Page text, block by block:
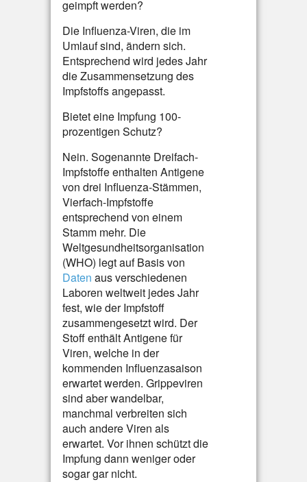
geimpft werden?
Die Influenza-Viren, die im
Umlauf sind, ändern sich.
Entsprechend wird jedes Jahr
die Zusammensetzung des
Impfstoffs angepasst.
Bietet eine Impfung 100-
prozentigen Schutz?
Nein. Sogenannte Dreifach-
Impfstoffe enthalten Antigene
von drei Influenza-Stämmen,
Vierfach-Impfstoffe
entsprechend von einem
Stamm mehr. Die
Weltgesundheitsorganisation
(WHO) legt auf Basis von
Daten aus verschiedenen
Laboren weltweit jedes Jahr
fest, wie der Impfstoff
zusammengesetzt wird. Der
Stoff enthält Antigene für
Viren, welche in der
kommenden Influenzasaison
erwartet werden. Grippeviren
sind aber wandelbar,
manchmal verbreiten sich
auch andere Viren als
erwartet. Vor ihnen schützt die
Impfung dann weniger oder
sogar gar nicht.